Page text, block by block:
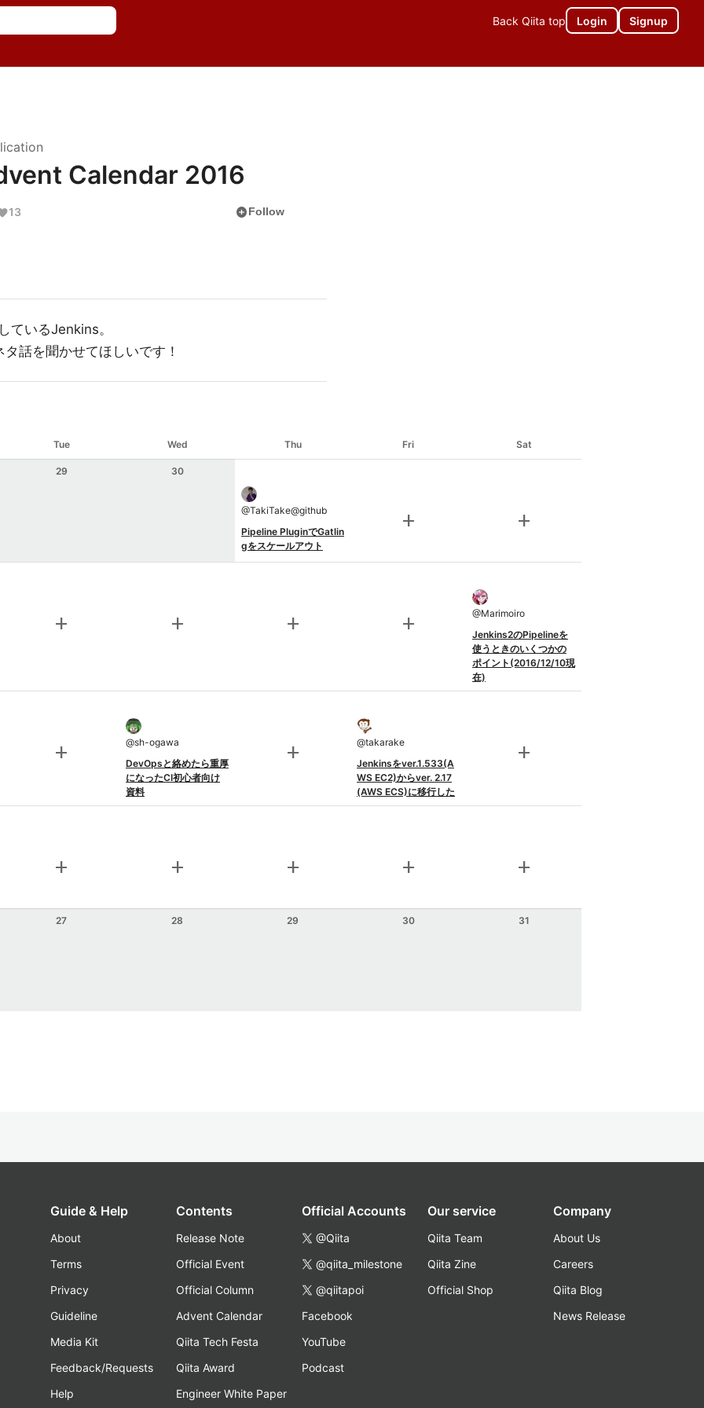
Back Qiita top Login Signup
Calendar 2016
13 add_circleFollow
ているJenkins。
話を聞かせてほしいです！
Tue Wed Thu Fri Sat
29 30
@TakiTake@github
Pipeline PluginでGatlin
gをスケールアウト
add add
add add add add @Marimoiro
Jenkins2のPipelineを
使うときのいくつかの
ポイント(2016/12/10現
在)
add @sh-ogawa
DevOpsと絡めたら重厚
になったCI初心者向け
資料
add @takarake
Jenkinsをver.1.533(A
WS EC2)からver. 2.17
(AWS ECS)に移行した
add
add add add add add
27 28 29 30 31
Guide & Help
About
Terms
Privacy
Guideline
Media Kit
Feedback/Requests
Help
Contents
Release Note
Official Event
Official Column
Advent Calendar
Qiita Tech Festa
Qiita Award
Engineer White Paper
Official Accounts
@Qiita
@qiita_milestone
@qiitapoi
Facebook
YouTube
Podcast
Our service
Qiita Team
Qiita Zine
Official Shop
Company
About Us
Careers
Qiita Blog
News Release